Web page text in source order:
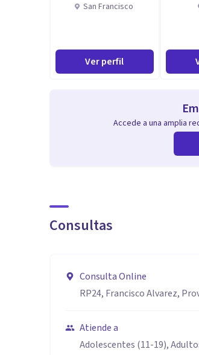
San Francisco
Ver perfil
Accede a una amplia
Consultas
Consulta Online
RP24, Francisco Alvarez,
Atiende a
Adolescentes (11-19),